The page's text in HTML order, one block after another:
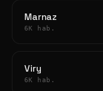
Marnaz
6K hab.
Viry
6K hab.